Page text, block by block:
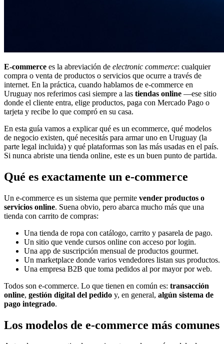
E-commerce es la abreviación de electronic commerce: cualquier
compra o venta de productos o servicios que ocurre a través de
internet. En la práctica, cuando hablamos de e-commerce en
Uruguay nos referimos casi siempre a las tiendas online —ese sitio
donde el cliente entra, elige productos, paga con Mercado Pago o
tarjeta y recibe lo que compró en su casa.
En esta guía vamos a explicar qué es un ecommerce, qué modelos
de negocio existen, qué necesitás para armar uno en Uruguay (la
parte legal incluida) y qué plataformas son las más usadas en el país.
Si nunca abriste una tienda online, este es un buen punto de partida.
Qué es exactamente un e-commerce
Un e-commerce es un sistema que permite vender productos o
servicios online. Suena obvio, pero abarca mucho más que una
tienda con carrito de compras:
Una tienda de ropa con catálogo, carrito y pasarela de pago.
Un sitio que vende cursos online con acceso por login.
Una app de suscripción mensual de productos gourmet.
Un marketplace donde varios vendedores listan sus productos.
Una empresa B2B que toma pedidos al por mayor por web.
Todos son e-commerce. Lo que tienen en común es: transacción
online, gestión digital del pedido y, en general, algún sistema de
pago integrado.
Los modelos de e-commerce más comunes